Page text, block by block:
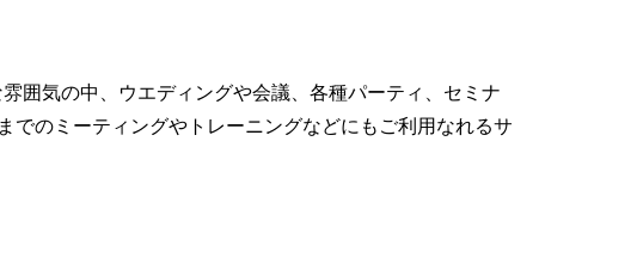
囲気の中、ウエディングや会議、各種パーティ、セミナ
のミーティングやトレーニングなどにもご利用なれるサ